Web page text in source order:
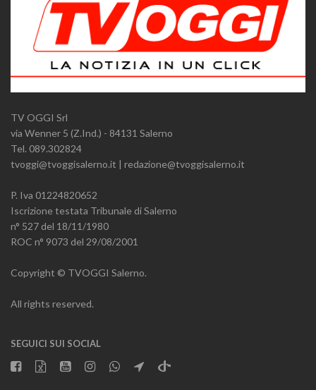
TV OGGI Srl
via Wenner 5 (Z.Ind.) - 84131 Salerno
Tel. 089.302824
tvoggi@tvoggisalerno.it | redazione@tvoggisalerno.it
P. Iva 01224820652
Iscrizione testata Tribunale di Salerno
n° 527 del 18/11/1980
ROC n° 9073 del 29/08/2001
Copyright © TVOGGI Salerno.
All rights reserved.
SEGUICI SUI SOCIAL